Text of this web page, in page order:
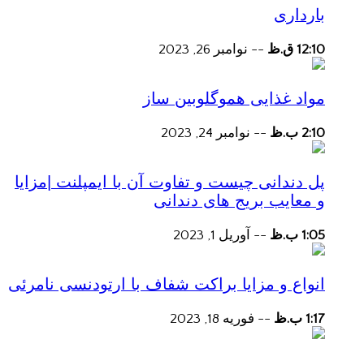
بارداری
12:10 ق.ظ -- نوامبر 26, 2023
مواد غذایی هموگلوبین ساز
2:10 ب.ظ -- نوامبر 24, 2023
پل دندانی چیست و تفاوت آن با ایمپلنت |مزایا
و معایب بریج های دندانی
1:05 ب.ظ -- آوریل 1, 2023
انواع و مزایا براکت شفاف با ارتودنسی نامرئی
1:17 ب.ظ -- فوریه 18, 2023